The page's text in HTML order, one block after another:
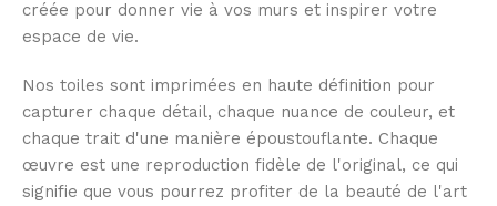
créée pour donner vie à vos murs et inspirer votre
espace de vie.
Nos toiles sont imprimées en haute définition pour
capturer chaque détail, chaque nuance de couleur, et
chaque trait d'une manière époustouflante. Chaque
œuvre est une reproduction fidèle de l'original, ce qui
signifie que vous pourrez profiter de la beauté de l'art